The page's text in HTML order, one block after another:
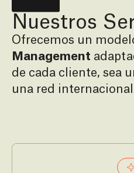
Nuestros
Ofrecemos un
Management
de cada cliente, sea
una red